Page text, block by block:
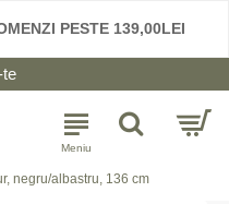
PESTE 139,00LEI
te
negru/albastru, 136 cm